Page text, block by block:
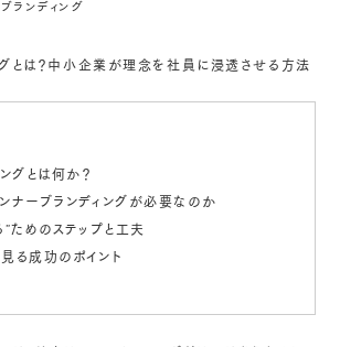
ランディング
グとは？中小企業が理念を社員に浸透させる方法
グとは何か？
ナーブランディングが必要なのか
ためのステップと工夫
る成功のポイント